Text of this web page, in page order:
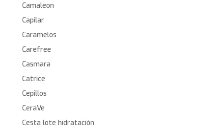
Camaleon
Capilar
Caramelos
Carefree
Casmara
Catrice
Cepillos
CeraVe
Cesta lote hidratación